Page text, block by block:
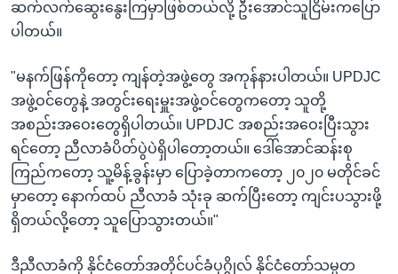
ဆက်လက်ဆွေးနွေးကြမှာဖြစ်တယ်လို့ ဦးအောင်သူငြိမ်းကပြော
ပါတယ်။
"မနက်ဖြန်ကိုတော့ ကျန်တဲ့အဖွဲ့တွေ အကုန်နားပါတယ်။ UPDJC
အဖွဲ့ဝင်တွေနဲ့ အတွင်းရေးမှူးအဖွဲ့ဝင်တွေကတော့ သူတို့
အစည်းအဝေးတွေရှိပါတယ်။ UPDJC အစည်းအဝေးပြီးသွား
ရင်တော့ ညီလာခံပိတ်ပွဲပဲရှိပါတော့တယ်။ ဒေါ်အောင်ဆန်းစု
ကြည်ကတော့ သူ့မိန့်ခွန်းမှာ ပြောခဲ့တာကတော့ ၂၀၂၀ မတိုင်ခင်
မှာတော့ နောက်ထပ် ညီလာခံ သုံးခု ဆက်ပြီးတော့ ကျင်းပသွားဖို့
ရှိတယ်လို့တော့ သူပြောသွားတယ်။"
ဒီညီလာခံကို နိုင်ငံတော်အတိုင်ပင်ခံပုဂ္ဂိုလ် နိုင်ငံတော်သမ္မတ